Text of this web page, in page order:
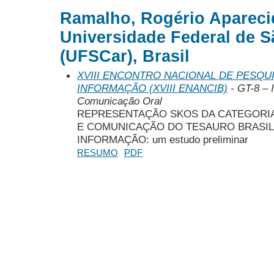
Ramalho, Rogério
Universidade Federal de
(UFSCar), Brasil
XVIII ENCONTRO NACIONAL DE
INFORMAÇÃO (XVIII ENANCIB) - GT-8 –
Comunicação Oral
REPRESENTAÇÃO SKOS DA
E COMUNICAÇÃO DO TESAURO
INFORMAÇÃO: um estudo preliminar
RESUMO PDF